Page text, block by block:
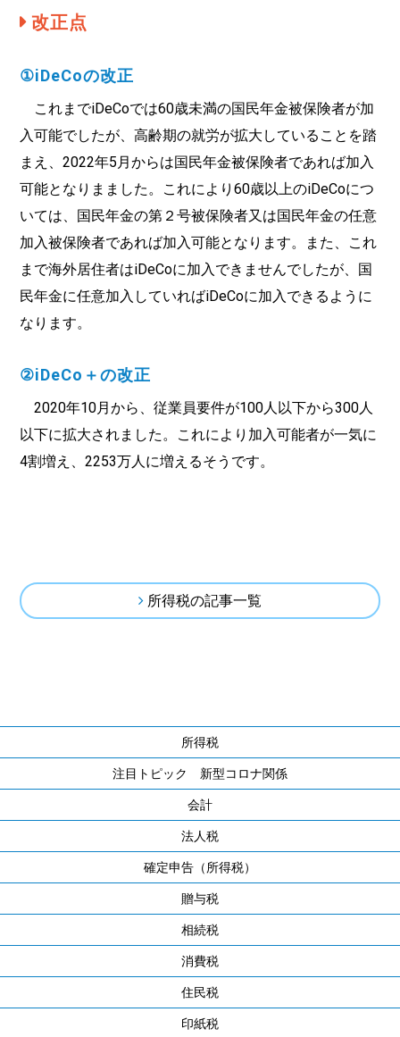
改正点
①iDeCoの改正
これまでiDeCoでは60歳未満の国民年金被保険者が加
入可能でしたが、高齢期の就労が拡大していることを踏
まえ、2022年5月からは国民年金被保険者であれば加入
可能となりまました。これにより60歳以上のiDeCoにつ
いては、国民年金の第２号被保険者又は国民年金の任意
加入被保険者であれば加入可能となります。また、これ
まで海外居住者はiDeCoに加入できませんでしたが、国
民年金に任意加入していればiDeCoに加入できるように
なります。
②iDeCo＋の改正
2020年10月から、従業員要件が100人以下から300人
以下に拡大されました。これにより加入可能者が一気に
4割増え、2253万人に増えるそうです。
所得税の記事一覧
所得税
注目トピック 新型コロナ関係
会計
法人税
確定申告（所得税）
贈与税
相続税
消費税
住民税
印紙税